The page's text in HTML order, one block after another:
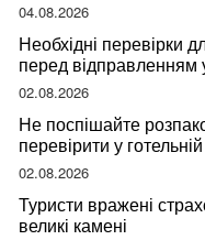
04.08.2026
Необхідні перевірки
перед
02.08.2026
Не поспішайте
перевірити у
мандрівниці
02.08.2026
Туристи вражені
великі камені